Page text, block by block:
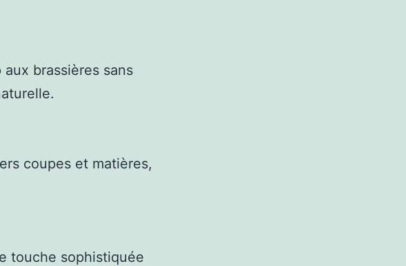
brassières sans
coupes et matières,
touche sophistiquée